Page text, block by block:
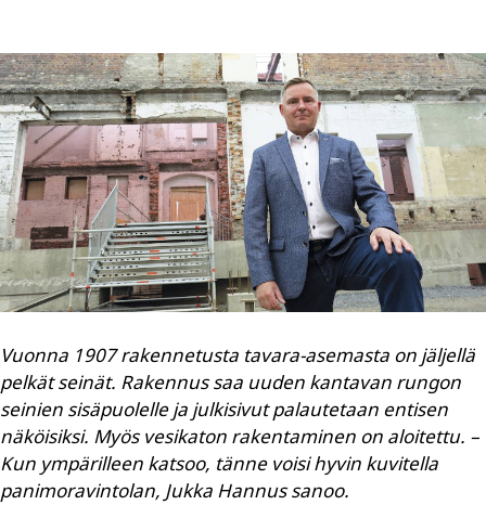
Vuonna 1907 rakennetusta tavara-asemasta on jäljellä
pelkät seinät. Rakennus saa uuden kantavan rungon
seinien sisäpuolelle ja julkisivut palautetaan entisen
näköisiksi. Myös vesikaton rakentaminen on aloitettu. –
Kun ympärilleen katsoo, tänne voisi hyvin kuvitella
panimoravintolan, Jukka Hannus sanoo.